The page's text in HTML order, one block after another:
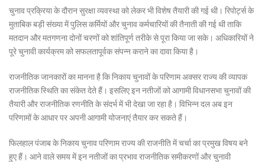
चुनाव प्रक्रिया के दौरान सुरक्षा व्यवस्था को लेकर भी विशेष तैयारी की गई थी। रिपोर्ट्स के
मुताबिक बड़ी संख्या में पुलिस कर्मियों और चुनाव कर्मचारियों की तैनाती की गई थी ताकि
मतदान और मतगणना दोनों चरणों को शांतिपूर्ण तरीके से पूरा किया जा सके। अधिकारियों ने
पूरे चुनावी कार्यक्रम को सफलतापूर्वक संपन्न कराने का दावा किया है।
राजनीतिक जानकारों का मानना है कि निकाय चुनावों के परिणाम अक्सर राज्य की व्यापक
राजनीतिक स्थिति का संकेत देते हैं। इसलिए इन नतीजों को आगामी विधानसभा चुनावों की
तैयारी और राजनीतिक रणनीति के संदर्भ में भी देखा जा रहा है। विभिन्न दल अब इन
परिणामों के आधार पर अपनी आगामी योजनाएं तैयार कर सकते हैं।
फिलहाल पंजाब के निकाय चुनाव परिणाम राज्य की राजनीति में चर्चा का प्रमुख विषय बने
हुए हैं। आने वाले समय में इन नतीजों का प्रभाव राजनीतिक समीकरणों और चुनावी